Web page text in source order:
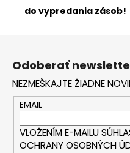
do vypredania zásob!
Z
Odoberať
NEZMEŠKAJTE ŽIADNE
EMAIL
VLOŽENÍM E-MAILU
OCHRANY OSOBNÝCH